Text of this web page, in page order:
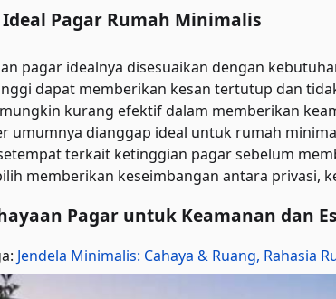
Pagar Rumah Minimalis
pagar idealnya disesuaikan dengan
dapat memberikan kesan tertutup dan
kurang efektif dalam memberikan
umumnya dianggap ideal untuk rumah
terkait ketinggian pagar sebelum
memberikan keseimbangan antara privasi,
Pagar untuk Keamanan dan
Jendela Minimalis: Cahaya & Ruang, Rahasia